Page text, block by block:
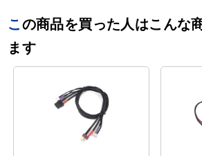
この商品を買った人はこんな商品も買ってい
ます